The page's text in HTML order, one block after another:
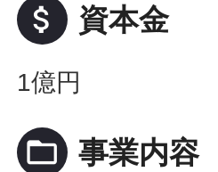
attach_money 資本金
1億円
folder_open 事業内容